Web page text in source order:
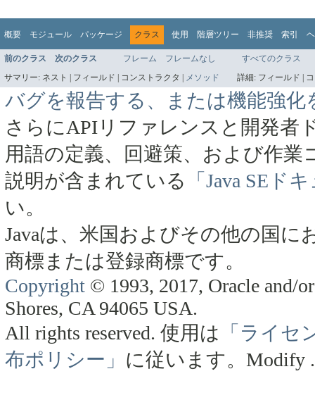
概要 モジュール パッケージ クラス 使用 階層ツリー 非推奨 索引
前のクラス 次のクラス フレーム フレームなし
すべてのクラス
サマリー: ネスト | フィールド | コンストラクタ | メソッド 詳細: フィールド |
バグを報告する、または機能強化
さらにAPIリファレンスと開発者
用語の定義、回避策、および作
説明が含まれている
「Java SEド
い。
Javaは、米国およびその他の国に
商標または登録商標です。
Copyright © 1993, 2017, Oracle and/
Shores, CA 94065 USA.
All rights reserved. 使用は 「ライセ
布ポリシー」 に従います。 Modify